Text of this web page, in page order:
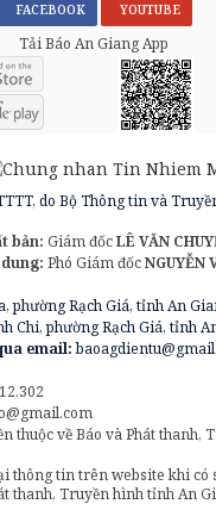
FACEBOOK YOUTUBE
Tải Báo An Giang App
do Bộ Thông tin và
bản: Giám đốcLÊ VĂN
Phó Giám đốcNGUYỄN
phường Rạch Giá, tỉnh An
Chi, phường Rạch Giá, tỉnh
email:
thuộc về Báo và Phát thanh,
thông tin trên website khi có
thanh, Truyền hình tỉnh An